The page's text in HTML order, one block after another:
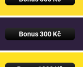
Bonus 300 Kč